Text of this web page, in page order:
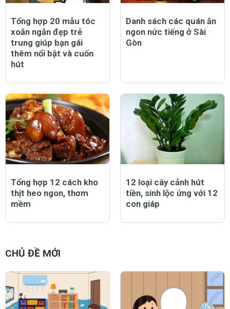
Tổng hợp 20 mẫu tóc
xoăn ngắn đẹp trẻ
trung giúp bạn gái
thêm nổi bật và cuốn
hút
Danh sách các quán ăn
ngon nức tiếng ở Sài
Gòn
Tổng hợp 12 cách kho
thịt heo ngon, thơm
mềm
12 loại cây cảnh hút
tiền, sinh lộc ứng với 12
con giáp
CHỦ ĐỀ MỚI